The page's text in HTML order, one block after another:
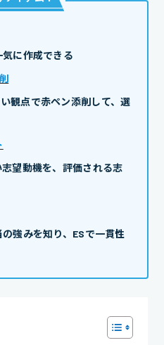
に作成できる
観点で赤ペン添削して、選
望動機を、評価される志
強みを知り、ESで一貫性